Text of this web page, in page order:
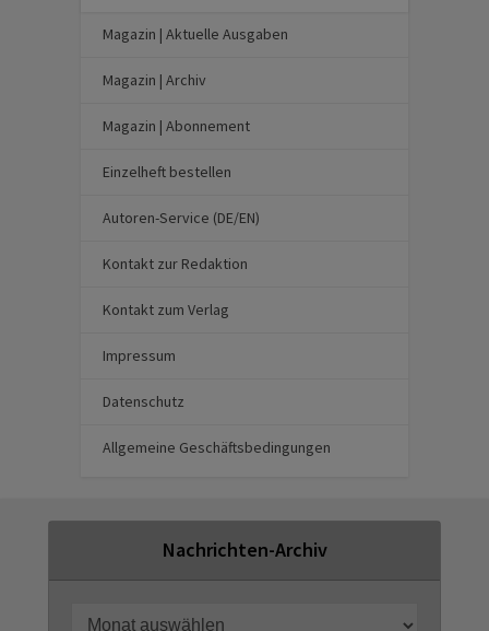
Magazin | Aktuelle Ausgaben
Magazin | Archiv
Magazin | Abonnement
Einzelheft bestellen
Autoren-Service (DE/EN)
Kontakt zur Redaktion
Kontakt zum Verlag
Impressum
Datenschutz
Allgemeine Geschäftsbedingungen
Nachrichten-Archiv